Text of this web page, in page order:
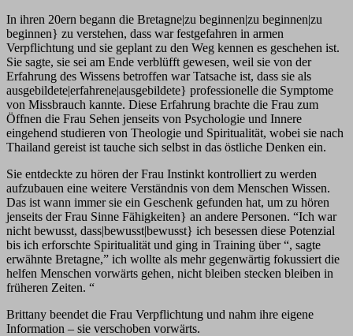
In ihren 20ern begann die Bretagne|zu beginnen|zu beginnen|zu
beginnen} zu verstehen, dass war festgefahren in armen
Verpflichtung und sie geplant zu den Weg kennen es geschehen ist.
Sie sagte, sie sei am Ende verblüfft gewesen, weil sie von der
Erfahrung des Wissens betroffen war Tatsache ist, dass sie als
ausgebildete|erfahrene|ausgebildete} professionelle die Symptome
von Missbrauch kannte. Diese Erfahrung brachte die Frau zum
Öffnen die Frau Sehen jenseits von Psychologie und Innere
eingehend studieren von Theologie und Spiritualität, wobei sie nach
Thailand gereist ist tauche sich selbst in das östliche Denken ein.
Sie entdeckte zu hören der Frau Instinkt kontrolliert zu werden
aufzubauen eine weitere Verständnis von dem Menschen Wissen.
Das ist wann immer sie ein Geschenk gefunden hat, um zu hören
jenseits der Frau Sinne Fähigkeiten} an andere Personen. “Ich war
nicht bewusst, dass|bewusst|bewusst} ich besessen diese Potenzial
bis ich erforschte Spiritualität und ging in Training über “, sagte
erwähnte Bretagne,” ich wollte als mehr gegenwärtig fokussiert die
helfen Menschen vorwärts gehen, nicht bleiben stecken bleiben in
früheren Zeiten. “
Brittany beendet die Frau Verpflichtung und nahm ihre eigene
Information – sie verschoben vorwärts.